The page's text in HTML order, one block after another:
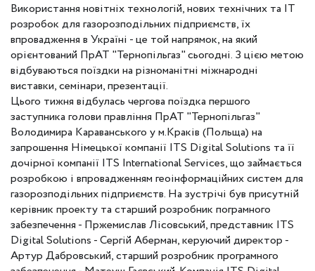
Використання новітніх технологій, нових технічних та ІТ
розробок для газорозподільних підприємств, їх
впровадження в Україні - це той напрямок, на який
орієнтований ПрАТ "Тернопільгаз" сьогодні. З цією метою
відбуваються поїздки на різноманітні міжнародні
виставки, семінари, презентації.
Цього тижня відбулась чергова поїздка першого
заступника голови правління ПрАТ "Тернопільгаз"
Володимира Караванського у м.Краків (Польща) на
запрошення Німецької компанії ITS Digital Solutions та її
дочірної компанії ITS International Services, що займається
розробкою і впровадженням геоінформаційних систем для
газорозподільних підприємств. На зустрічі був присутній
керівник проекту та старший розробник пограмного
забезпечення - Пржемислав Лісовський, представник ITS
Digital Solutions - Сергій Аберман, керуючий директор -
Артур Дабровський, старший розробник програмного